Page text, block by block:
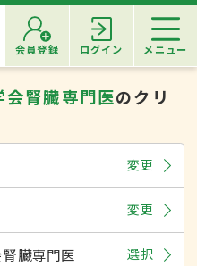
会員登録 ログイン メニュー
腎臓専門医のクリ
変更
変更
臓専門医 選択